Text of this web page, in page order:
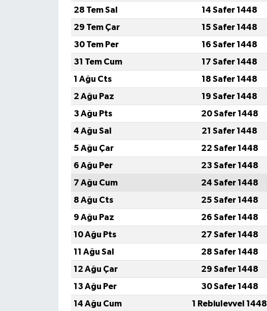
28 Tem Sal
14 Safer 1448
29 Tem Çar
15 Safer 1448
30 Tem Per
16 Safer 1448
31 Tem Cum
17 Safer 1448
1 Ağu Cts
18 Safer 1448
2 Ağu Paz
19 Safer 1448
3 Ağu Pts
20 Safer 1448
4 Ağu Sal
21 Safer 1448
5 Ağu Çar
22 Safer 1448
6 Ağu Per
23 Safer 1448
7 Ağu Cum
24 Safer 1448
8 Ağu Cts
25 Safer 1448
9 Ağu Paz
26 Safer 1448
10 Ağu Pts
27 Safer 1448
11 Ağu Sal
28 Safer 1448
12 Ağu Çar
29 Safer 1448
13 Ağu Per
30 Safer 1448
14 Ağu Cum
1 Rebiulevvel 1448